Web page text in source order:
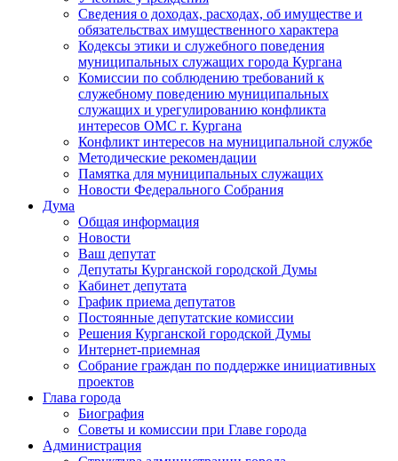
Сведения о доходах, расходах, об имуществе и
обязательствах имущественного характера
Кодексы этики и служебного поведения
муниципальных служащих города Кургана
Комиссии по соблюдению требований к
служебному поведению муниципальных
служащих и урегулированию конфликта
интересов ОМС г. Кургана
Конфликт интересов на муниципальной службе
Методические рекомендации
Памятка для муниципальных служащих
Новости Федерального Cобрания
Дума
Общая информация
Новости
Ваш депутат
Депутаты Курганской городской Думы
Кабинет депутата
График приема депутатов
Постоянные депутатские комиссии
Решения Курганской городской Думы
Интернет-приемная
Собрание граждан по поддержке инициативных
проектов
Глава города
Биография
Советы и комиссии при Главе города
Администрация